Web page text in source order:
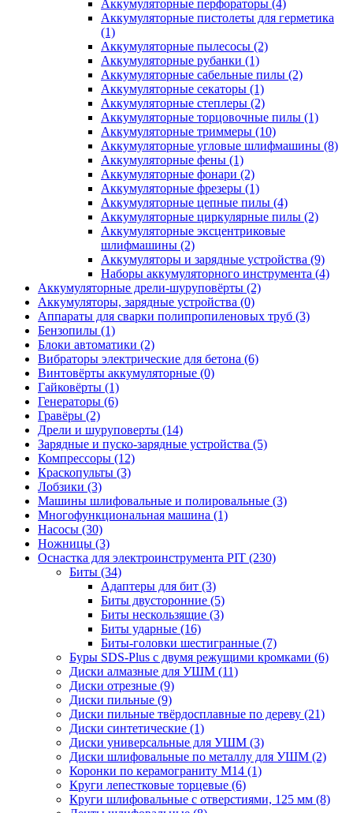
Аккумуляторные перфораторы (4)
Аккумуляторные пистолеты для герметика
(1)
Аккумуляторные пылесосы (2)
Аккумуляторные рубанки (1)
Аккумуляторные сабельные пилы (2)
Аккумуляторные секаторы (1)
Аккумуляторные степлеры (2)
Аккумуляторные торцовочные пилы (1)
Аккумуляторные триммеры (10)
Аккумуляторные угловые шлифмашины (8)
Аккумуляторные фены (1)
Аккумуляторные фонари (2)
Аккумуляторные фрезеры (1)
Аккумуляторные цепные пилы (4)
Аккумуляторные циркулярные пилы (2)
Аккумуляторные эксцентриковые
шлифмашины (2)
Аккумуляторы и зарядные устройства (9)
Наборы аккумуляторного инструмента (4)
Аккумуляторные дрели-шуруповёрты (2)
Аккумуляторы, зарядные устройства (0)
Аппараты для сварки полипропиленовых труб (3)
Бензопилы (1)
Блоки автоматики (2)
Вибраторы электрические для бетона (6)
Винтовёрты аккумуляторные (0)
Гайковёрты (1)
Генераторы (6)
Гравёры (2)
Дрели и шуруповерты (14)
Зарядные и пуско-зарядные устройства (5)
Компрессоры (12)
Краскопульты (3)
Лобзики (3)
Машины шлифовальные и полировальные (3)
Многофункциональная машина (1)
Насосы (30)
Ножницы (3)
Оснастка для электроинструмента PIT (230)
Биты (34)
Адаптеры для бит (3)
Биты двусторонние (5)
Биты нескользящие (3)
Биты ударные (16)
Биты-головки шестигранные (7)
Буры SDS-Plus c двумя режущими кромками (6)
Диски алмазные для УШМ (11)
Диски отрезные (9)
Диски пильные (9)
Диски пильные твёрдосплавные по дереву (21)
Диски синтетические (1)
Диски универсальные для УШМ (3)
Диски шлифовальные по металлу для УШМ (2)
Коронки по керамограниту M14 (1)
Круги лепестковые торцевые (6)
Круги шлифовальные с отверстиями, 125 мм (8)